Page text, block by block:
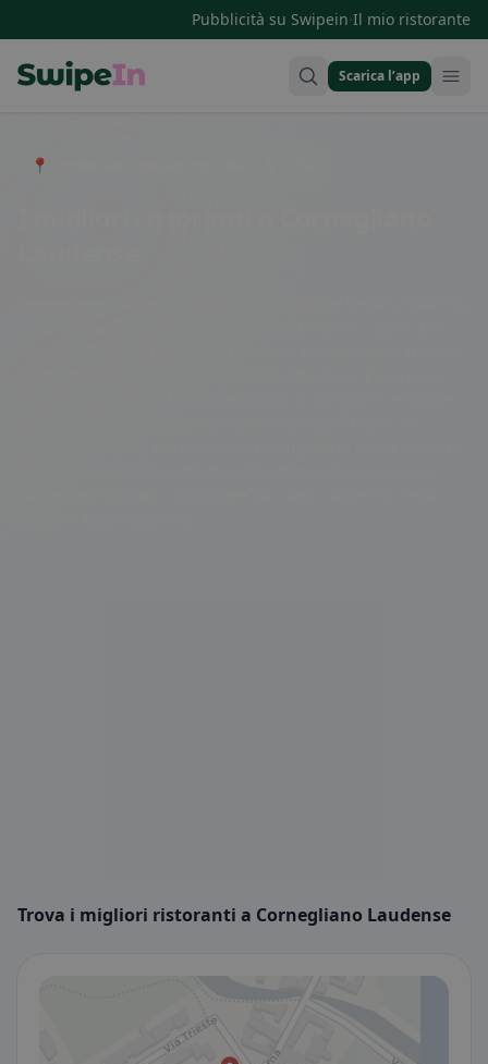
Pubblicità su Swipein·Il mio ristorante
Scarica l’app
📍 Entdecke Restaurants, Bars & Cafés
Trova i migliori ristoranti a Cornegliano Laudense